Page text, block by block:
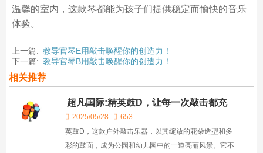
温馨的室内，这款琴都能为孩子们提供稳定而愉快的音乐
体验。
上一篇: 教导官琴E用敲击唤醒你的创造力！
下一篇: 教导官琴B用敲击唤醒你的创造力！
相关推荐
超凡国际:精英鼓D，让每一次敲击都充
满力量！
2025/05/28
653
英鼓D，这款户外敲击乐器，以其绽放的花朵造型和多
彩的鼓面，成为公园和幼儿园中的一道亮丽风景。它不